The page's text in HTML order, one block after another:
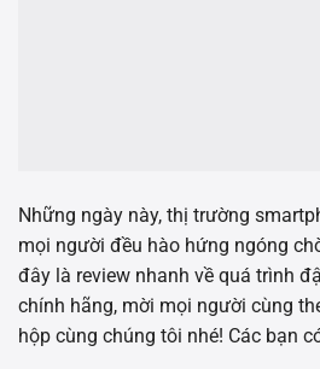
Những ngày này, thị trường
mọi người đều hào hứng ngóng
đây là review nhanh về quá trình
chính hãng, mời mọi người cùng
hộp cùng chúng tôi nhé! Các bạn